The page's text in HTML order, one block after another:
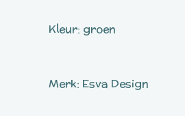
Kleur: groen
Merk: Esva Design